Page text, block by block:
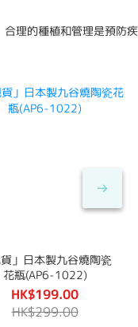
理的種植和管理是預防疾
貨」日本製九谷燒陶瓷
花瓶(AP6-1022)
HK$199.00
HK$299.00